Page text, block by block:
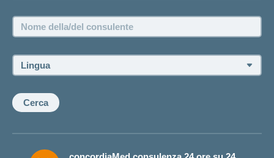
Nome
della/del
Lingua:
Cerca